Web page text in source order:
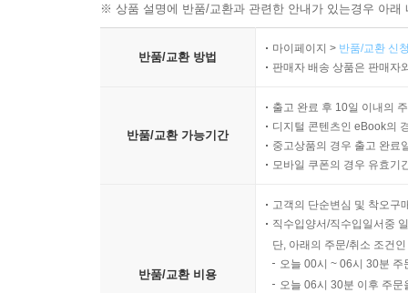
※ 상품 설명에 반품/교환과 관련한 안내가 있는경우 아
반품/교환 방법
마이페이지 > 반품/교환 신
판매자 배송 상품은 판매자
반품/교환 가능기간
출고 완료 후 10일 이내의
디지털 콘텐츠인 eBook의
중고상품의 경우 출고 완료
모바일 쿠폰의 경우 유효기
반품/교환 비용
고객의 단순변심 및 착오구
직수입양서/직수입일서중
단, 아래의 주문/취소 조건
오늘 00시 ~ 06시 30분
오늘 06시 30분 이후 주